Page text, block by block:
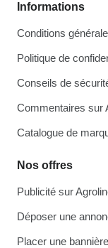
Informations
Conditions
Politique de
Conseils de
Commentaires sur
Catalogue de
Nos offres
Publicité sur
Déposer une
Placer une bannière